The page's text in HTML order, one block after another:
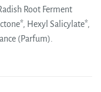
Root Ferment
Hexyl Salicylate*,
(Parfum).